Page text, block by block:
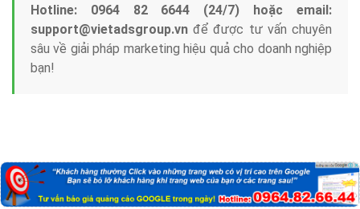
Hotline: 0964 82 6644 (24/7) hoặc email:
support@vietadsgroup.vn để được tư vấn chuyên
sâu về giải pháp marketing hiệu quả cho doanh nghiệp
bạn!